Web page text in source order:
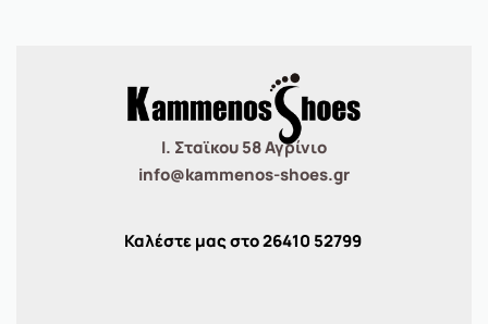
Ι. Σταϊκου 58 Αγρίνιο
info@kammenos-shoes.gr
Καλέστε μας στο26410 52799